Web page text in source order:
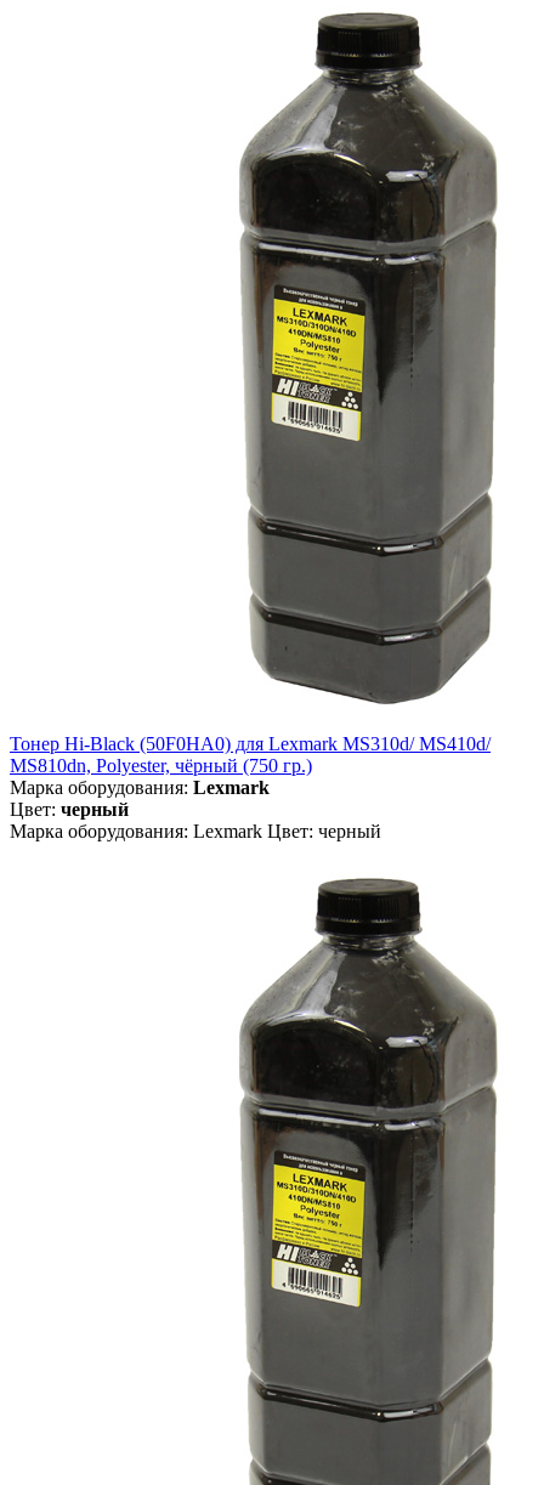
Тонер Hi-Black (50F0HA0) для Lexmark MS310d/ MS410d/
MS810dn, Polyester, чёрный (750 гр.)
Марка оборудования: Lexmark
Цвет: черный
Марка оборудования: Lexmark Цвет: черный